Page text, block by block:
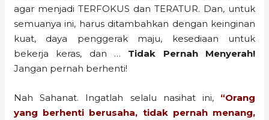
agar menjadi TERFOKUS dan TERATUR. Dan, untuk
semuanya ini, harus ditambahkan dengan keinginan
kuat, daya penggerak maju, kesediaan untuk
bekerja keras, dan … Tidak Pernah Menyerah!
Jangan pernah berhenti!
Nah Sahanat. Ingatlah selalu nasihat ini, “Orang
yang berhenti berusaha, tidak pernah menang,